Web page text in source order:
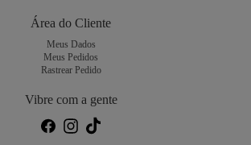
Área do Cliente
Meus Dados
Meus Pedidos
Rastrear Pedido
Vibre com a gente